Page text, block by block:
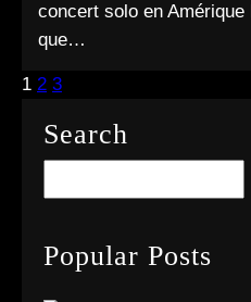
concert solo en
que…
1 2 3
Search
e
r
Popular Posts